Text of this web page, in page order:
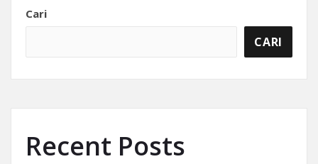
Cari
CARI
Recent Posts